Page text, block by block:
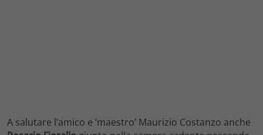
A salutare l’amico e ‘maestro’ Maurizio Costanzo anche